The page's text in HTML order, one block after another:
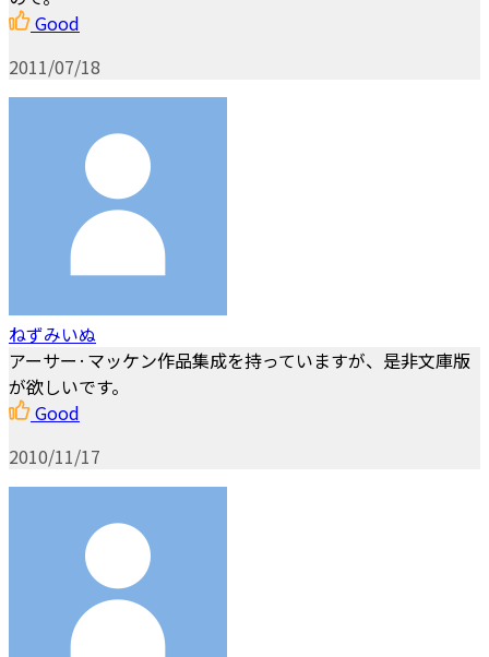
Good
2011/07/18
ねずみいぬ
アーサー·マッケン作品集成を持っていますが、是非文庫版
が欲しいです。
Good
2010/11/17